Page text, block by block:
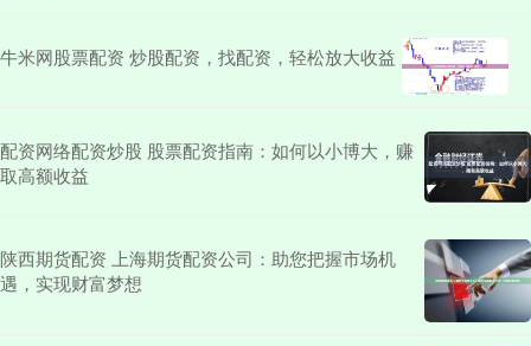
牛米网股票配资 炒股配资，找配资，轻松放大收益
配资网络配资炒股 股票配资指南：如何以小博大，赚
取高额收益
陕西期货配资 上海期货配资公司：助您把握市场机
遇，实现财富梦想